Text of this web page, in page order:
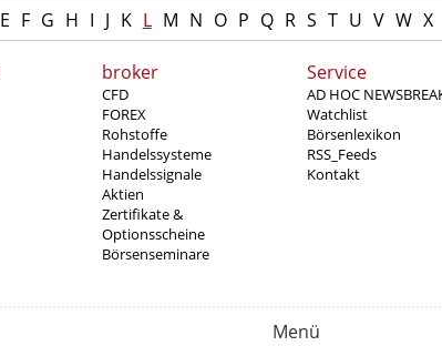
E F G H I J K L M N O P Q R S T U V W X
broker
CFD
FOREX
Rohstoffe
Handelssysteme
Handelssignale
Aktien
Zertifikate &
Optionsscheine
Börsenseminare
Service
AD HOC
Watchlist
Börsenlexikon
RSS_Feeds
Kontakt
Menü